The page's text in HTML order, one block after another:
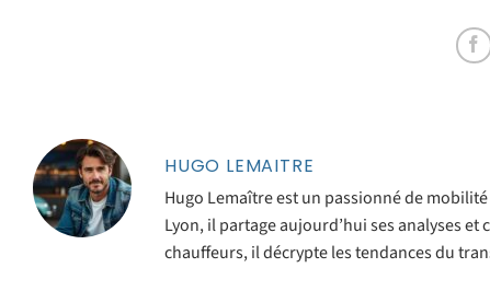
HUGO LEMAITRE
Hugo Lemaître est un passionné de
Lyon, il partage aujourd’hui ses analyses
chauffeurs, il décrypte les tendances du